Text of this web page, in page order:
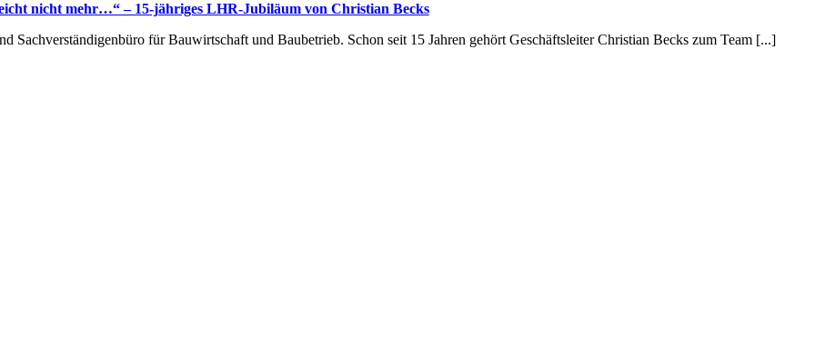
nicht mehr…“ – 15-jähriges LHR-Jubiläum von Christian Becks
für Bauwirtschaft und Baubetrieb. Schon seit 15 Jahren gehört Geschäftsleiter Christian Becks zum Team [...]